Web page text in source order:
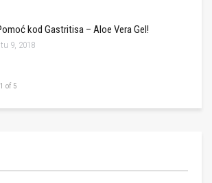
kod Gastritisa – Aloe Vera Gel!
9, 2018
1 of 5